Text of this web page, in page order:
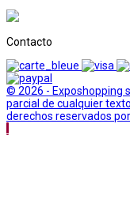
Contacto
© 2026 - Exposhopping
parcial de cualquier
derechos reservados